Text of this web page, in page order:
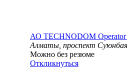
АО TECHNODOM
Алматы, проспект
Можно без резюме
Откликнуться